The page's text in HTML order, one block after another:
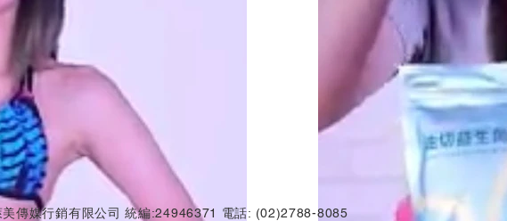
美傳媒行銷有限公司 統編:24946371 電話: (02)2788-8085